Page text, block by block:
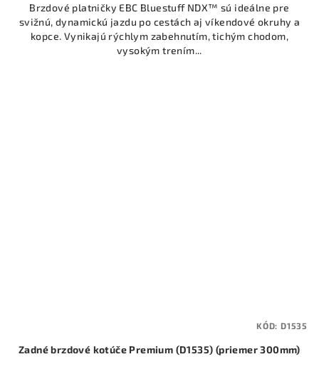
Brzdové platničky EBC Bluestuff NDX™ sú ideálne pre
svižnú, dynamickú jazdu po cestách aj víkendové okruhy a
kopce. Vynikajú rýchlym zabehnutím, tichým chodom,
vysokým trením...
Zadné brzdové kotúče Premium (D1535) (priemer 300mm)
KÓD: D1535